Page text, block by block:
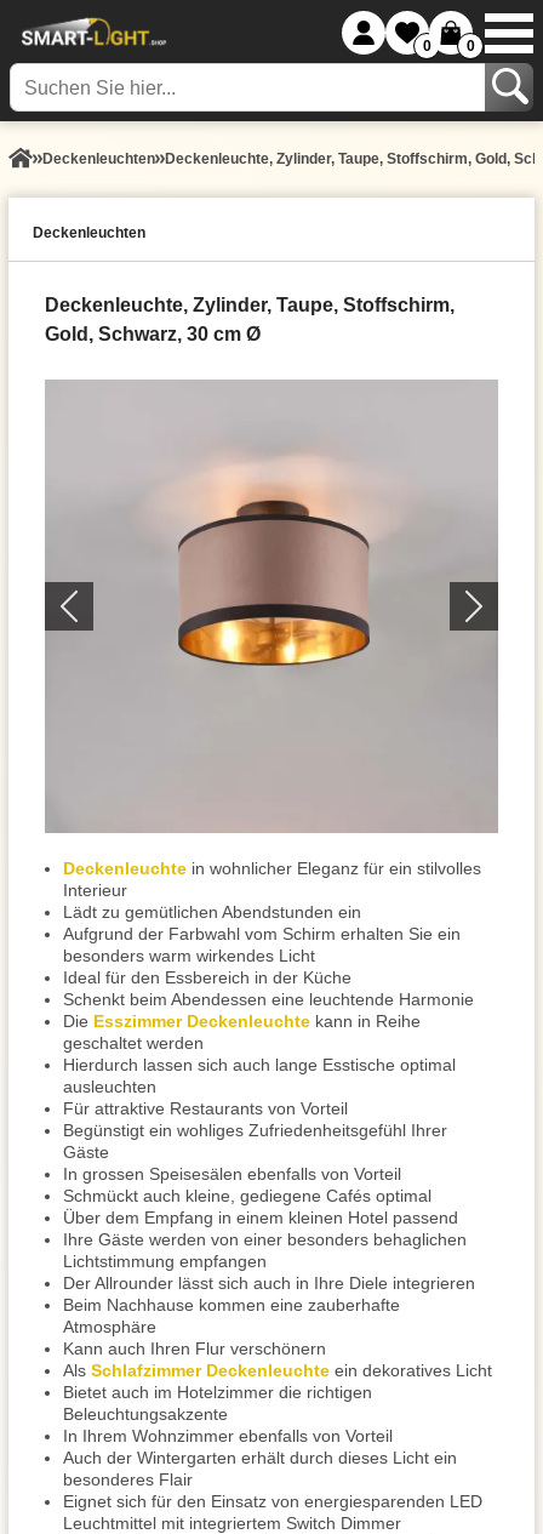
0 0
Decken­leuchten Deckenleuchte, Zylinder, Taupe, Stoffschirm, Gold,
Decken­leuchten
Deckenleuchte, Zylinder, Taupe, Stoffschirm,
Gold, Schwarz, 30 cm Ø
Deckenleuchte in wohnlicher Eleganz für ein stilvolles
Interieur
Lädt zu gemütlichen Abendstunden ein
Aufgrund der Farbwahl vom Schirm erhalten Sie ein
besonders warm wirkendes Licht
Ideal für den Essbereich in der Küche
Schenkt beim Abendessen eine leuchtende Harmonie
Die Esszimmer Deckenleuchte kann in Reihe
geschaltet werden
Hierdurch lassen sich auch lange Esstische optimal
ausleuchten
Für attraktive Restaurants von Vorteil
Begünstigt ein wohliges Zufriedenheitsgefühl Ihrer
Gäste
In grossen Speisesälen ebenfalls von Vorteil
Schmückt auch kleine, gediegene Cafés optimal
Über dem Empfang in einem kleinen Hotel passend
Ihre Gäste werden von einer besonders behaglichen
Lichtstimmung empfangen
Der Allrounder lässt sich auch in Ihre Diele integrieren
Beim Nachhause kommen eine zauberhafte
Atmosphäre
Kann auch Ihren Flur verschönern
Als Schlafzimmer Deckenleuchte ein dekoratives Licht
Bietet auch im Hotelzimmer die richtigen
Beleuchtungsakzente
In Ihrem Wohnzimmer ebenfalls von Vorteil
Auch der Wintergarten erhält durch dieses Licht ein
besonderes Flair
Eignet sich für den Einsatz von energiesparenden LED
Leuchtmittel mit integriertem Switch Dimmer